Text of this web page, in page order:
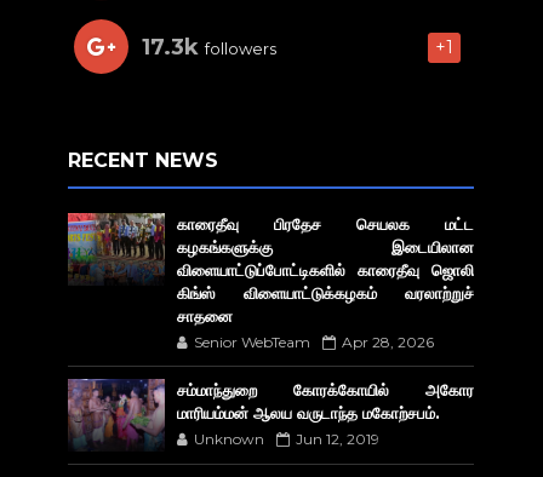
17.3k followers +1
RECENT NEWS
காரைதீவு பிரதேச செயலக மட்ட
கழகங்களுக்கு இடையிலான
விளையாட்டுப்போட்டிகளில் காரைதீவு ஜொலி
கிங்ஸ் விளையாட்டுக்கழகம் வரலாற்றுச்
சாதனை
Senior WebTeam Apr 28, 2026
சம்மாந்துறை கோரக்கோயில் அகோர​
மாரியம்மன் ஆலய வருடாந்த மகோற்சபம்.
Unknown Jun 12, 2019